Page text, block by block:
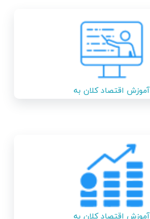
آموزش اقتصاد کلان به
آموزش اقتصاد کلان به